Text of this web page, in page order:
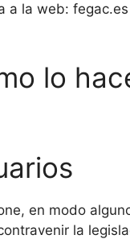
la web:
lo
en modo
la